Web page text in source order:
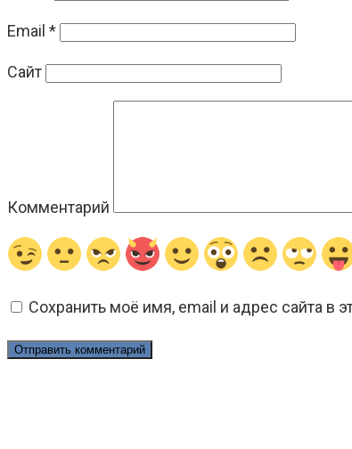
Email *
Сайт
Комментарий
Сохранить моё имя, email и адрес сайта